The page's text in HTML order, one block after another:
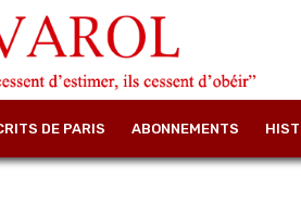
DE PARIS ABONNEMENTS